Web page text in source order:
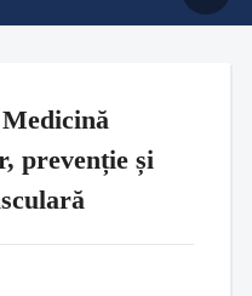
prevenție și